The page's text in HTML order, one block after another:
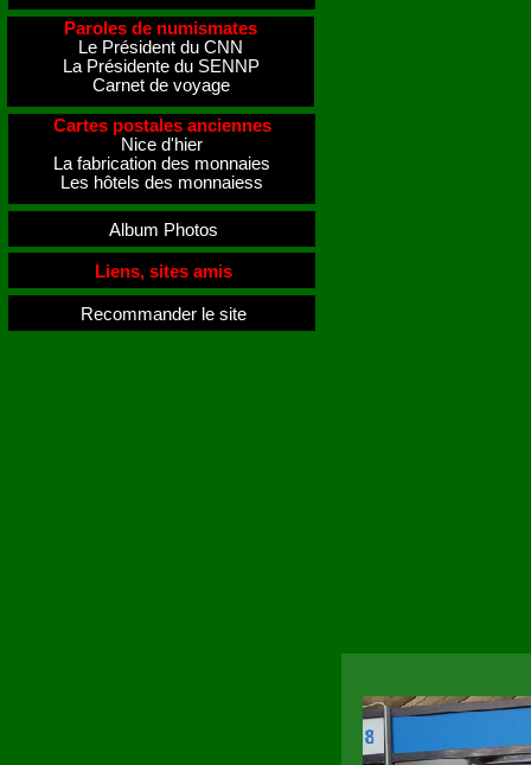
Paroles de numismates
Le Président du CNN
La Présidente du SENNP
Carnet de voyage
Cartes postales anciennes
Nice d'hier
La fabrication des monnaies
Les hôtels des monnaiess
Album Photos
Liens, sites amis
Recommander le site